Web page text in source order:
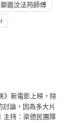
鄭遨汶法筠師傅
》新電影上映，除
論，因為多大片
主持：梁德民團隊